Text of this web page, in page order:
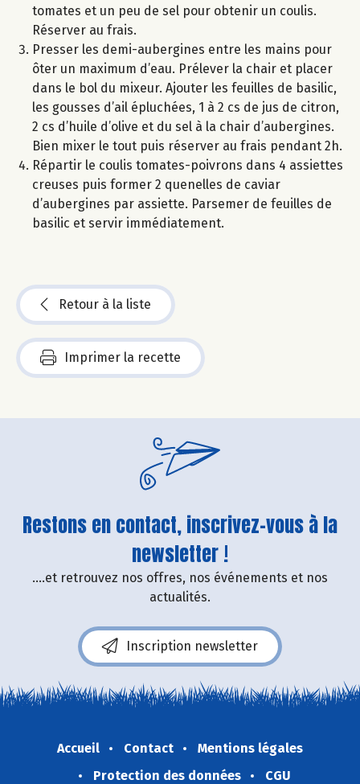
tomates et un peu de sel pour obtenir un coulis.
Réserver au frais.
Presser les demi-aubergines entre les mains pour
ôter un maximum d’eau. Prélever la chair et placer
dans le bol du mixeur. Ajouter les feuilles de basilic,
les gousses d’ail épluchées, 1 à 2 cs de jus de citron,
2 cs d’huile d’olive et du sel à la chair d’aubergines.
Bien mixer le tout puis réserver au frais pendant 2h.
Répartir le coulis tomates-poivrons dans 4 assiettes
creuses puis former 2 quenelles de caviar
d’aubergines par assiette. Parsemer de feuilles de
basilic et servir immédiatement.
Retour à la liste
Imprimer la recette
Restons en contact, inscrivez-vous à la
newsletter !
....et retrouvez nos offres, nos événements et nos
actualités.
Inscription newsletter
Accueil Contact
Mentions légales
Protection des données
CGU